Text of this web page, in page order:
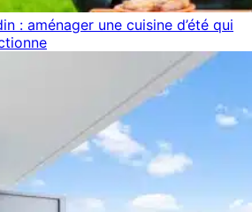
: aménager une cuisine d’été qui